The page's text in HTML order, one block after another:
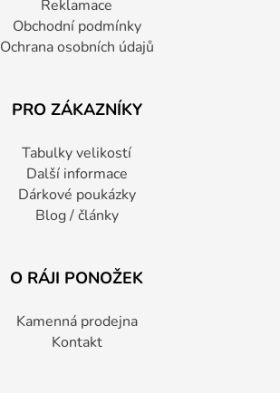
Reklamace
Obchodní podmínky
Ochrana osobních údajů
PRO ZÁKAZNÍKY
Tabulky velikostí
Další informace
Dárkové poukázky
Blog / články
O RÁJI PONOŽEK
Kamenná prodejna
Kontakt